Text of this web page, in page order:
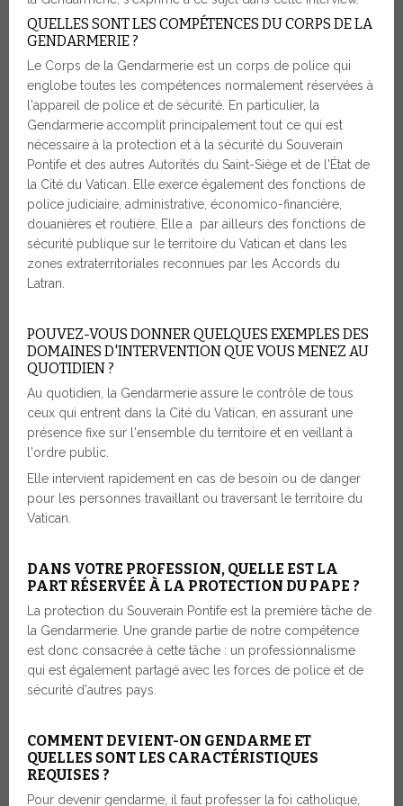
QUELLES SONT LES COMPÉTENCES DU CORPS DE LA
GENDARMERIE ?
Le Corps de la Gendarmerie est un corps de police qui
englobe toutes les compétences normalement réservées à
l'appareil de police et de sécurité. En particulier, la
Gendarmerie accomplit principalement tout ce qui est
nécessaire à la protection et à la sécurité du Souverain
Pontife et des autres Autorités du Saint-Siège et de l'État de
la Cité du Vatican. Elle exerce également des fonctions de
police judiciaire, administrative, économico-financière,
douanières et routière. Elle a par ailleurs des fonctions de
sécurité publique sur le territoire du Vatican et dans les
zones extraterritoriales reconnues par les Accords du
Latran.
POUVEZ-VOUS DONNER QUELQUES EXEMPLES DES
DOMAINES D'INTERVENTION QUE VOUS MENEZ AU
QUOTIDIEN ?
Au quotidien, la Gendarmerie assure le contrôle de tous
ceux qui entrent dans la Cité du Vatican, en assurant une
présence fixe sur l'ensemble du territoire et en veillant à
l'ordre public.
Elle intervient rapidement en cas de besoin ou de danger
pour les personnes travaillant ou traversant le territoire du
Vatican.
DANS VOTRE PROFESSION, QUELLE EST LA
PART RÉSERVÉE À LA PROTECTION DU PAPE ?
La protection du Souverain Pontife est la première tâche de
la Gendarmerie. Une grande partie de notre compétence
est donc consacrée à cette tâche : un professionnalisme
qui est également partagé avec les forces de police et de
sécurité d'autres pays.
COMMENT DEVIENT-ON GENDARME ET
QUELLES SONT LES CARACTÉRISTIQUES
REQUISES ?
Pour devenir gendarme, il faut professer la foi catholique,